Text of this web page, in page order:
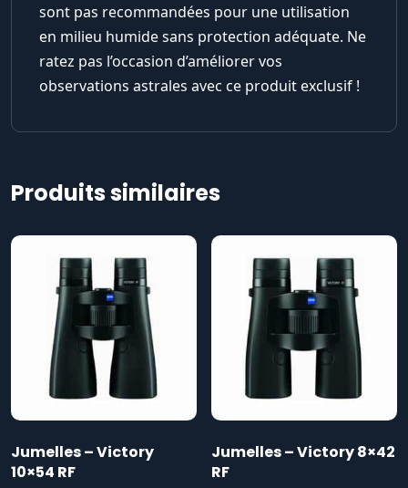
sont pas recommandées pour une utilisation
en milieu humide sans protection adéquate. Ne
ratez pas l’occasion d’améliorer vos
observations astrales avec ce produit exclusif !
Produits similaires
Jumelles – Victory
10×54 RF
Jumelles – Victory 8×42
RF